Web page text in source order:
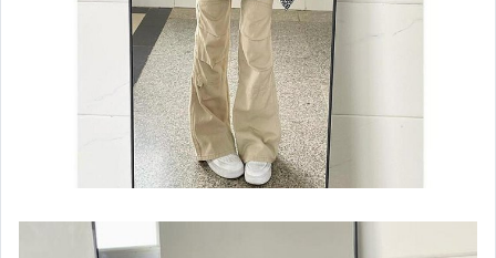
玩具、模型與公仔
男性精品與服飾
偶像、球員卡與郵幣
女裝與服飾配件
手錶與飾品配件
女包精品與女鞋